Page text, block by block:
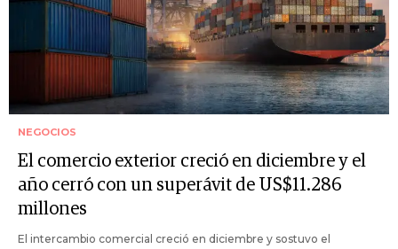
NEGOCIOS
El comercio exterior creció en diciembre y el
año cerró con un superávit de US$11.286
millones
El intercambio comercial creció en diciembre y sostuvo el